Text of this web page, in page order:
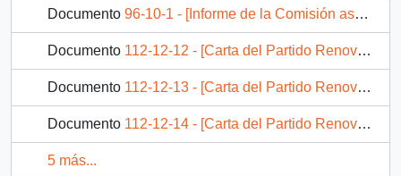
Documento 96-10-1 - [Informe de la Comisión asesora sobre las observaciones de R.N. y la U.D.I. a las minutas de las Leyes Orgánicas Constitucionales, Municipal y Regional, de 28 de octubre de 1991]
Documento 112-12-12 - [Carta del Partido Renovación Nacional al Presidente Patricio Aylwin]
Documento 112-12-13 - [Carta del Partido Renovación Nacional al Presidente Patricio Aylwin sobre el Sector Agrícola]
Documento 112-12-14 - [Carta del Partido Renovación Nacional al Ministro del Interior sobre seguridad]
5 más...